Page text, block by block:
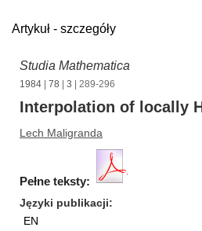
Artykuł - szczegóły
Studia Mathematica
1984 78 3 | 289-296
Interpolation of locally
Lech Maligranda
Pełne teksty:
Języki publikacji
EN